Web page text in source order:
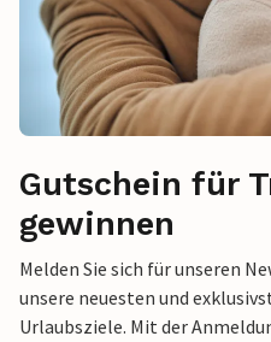
Gutschein für
gewinnen
Melden Sie sich für unseren
unsere neuesten und
Urlaubsziele. Mit der